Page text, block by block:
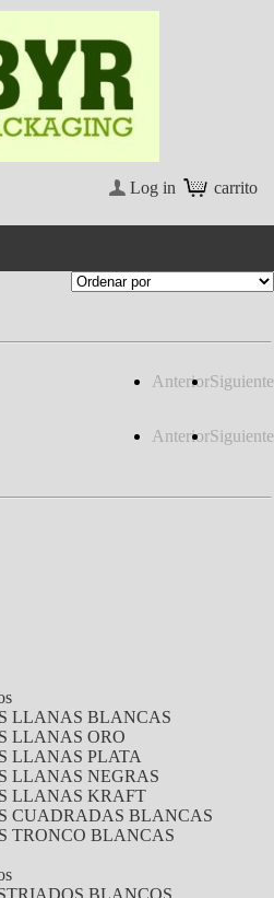
carrito
Log in
AnteriorSiguiente
AnteriorSiguiente
LLANAS BLANCAS
LLANAS ORO
LLANAS PLATA
LLANAS NEGRAS
LLANAS KRAFT
CUADRADAS BLANCAS
TRONCO BLANCAS
BLANCOS